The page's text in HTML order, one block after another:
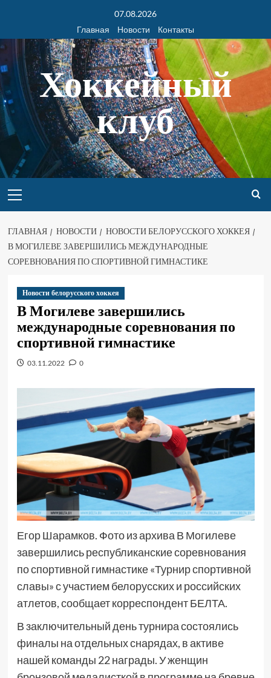
07.08.2026
Главная
Новости Контакты
Хоккейный
клуб
ГЛАВНАЯ НОВОСТИ
НОВОСТИ БЕЛОРУССКОГО ХОККЕЯ
В МОГИЛЕВЕ ЗАВЕРШИЛИСЬ МЕЖДУНАРОДНЫЕ
СОРЕВНОВАНИЯ ПО СПОРТИВНОЙ ГИМНАСТИКЕ
Новости белорусского хоккея
В Могилеве завершились
международные соревнования по
спортивной гимнастике
03.11.2022 0
Егор Шарамков. Фото из архива В Могилеве
завершились республиканские соревнования
по спортивной гимнастике «Турнир спортивной
славы» с участием белорусских и российских
атлетов, сообщает корреспондент БЕЛТА.
В заключительный день турнира состоялись
финалы на отдельных снарядах, в активе
нашей команды 22 награды. У женщин